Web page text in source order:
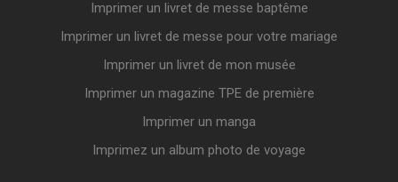
Imprimer un livret de messe baptême
Imprimer un livret de messe pour votre mariage
Imprimer un livret de mon musée
Imprimer un magazine TPE de première
Imprimer un manga
Imprimez un album photo de voyage